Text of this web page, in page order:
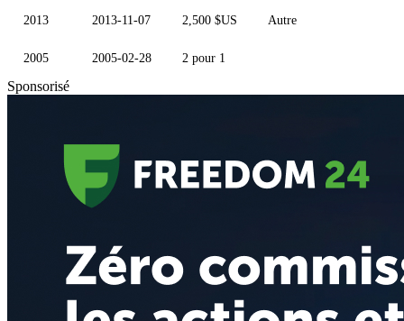
2013 2013-11-07 2,500 $US Autre
2005 2005-02-28 2 pour 1
Sponsorisé